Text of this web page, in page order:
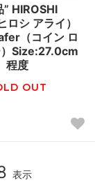
” HIROSHI
ロシ アライ）
（コイン ロ
Size:27.0cm
程度
OUT
表示